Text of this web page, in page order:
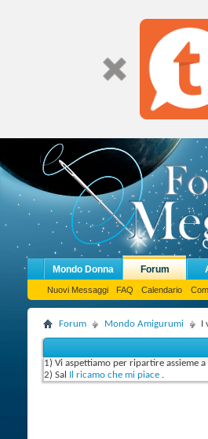
Mondo Donna Forum
Nuovi Messaggi FAQ Calendario
Forum Mondo Amigurumi I
1) Vi aspettiamo per ripartire assieme a
2) Sal Il ricamo che mi piace .